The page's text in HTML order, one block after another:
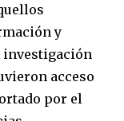
y
investigación
acceso
por el